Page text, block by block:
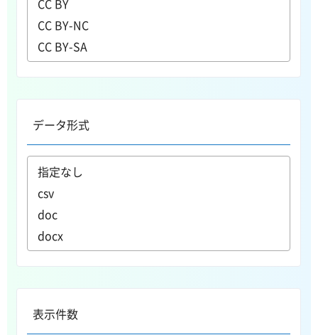
データ形式
表示件数